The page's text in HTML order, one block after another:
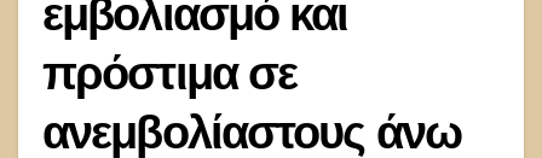
εμβολιασμό και
πρόστιμα σε
ανεμβολίαστους άνω